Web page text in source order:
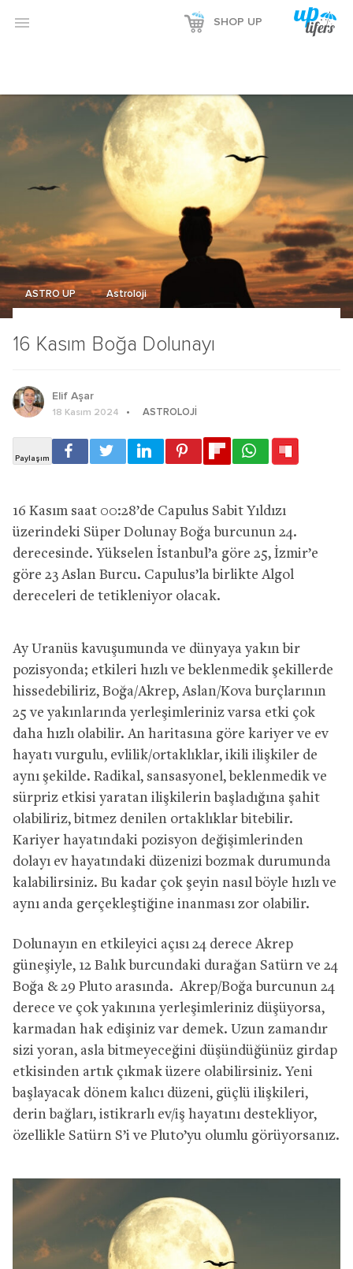
 SHOP UP
16 Kasım Boğa Dolunayı
ASTRO UP Astroloji
Elif Aşar
18 Kasım 2024 ASTROLOJI
16 Kasım saat 00:28’de Capulus Sabit Yıldızı
üzerindeki Süper Dolunay Boğa burcunun 24.
derecesinde. Yükselen İstanbul’a göre 25, İzmir’e
göre 23 Aslan Burcu. Capulus’la birlikte Algol
dereceleri de tetikleniyor olacak.
Ay Uranüs kavuşumunda ve dünyaya yakın bir
pozisyonda; etkileri hızlı ve beklenmedik şekillerde
hissedebiliriz, Boğa/Akrep, Aslan/Kova burçlarının
25 ve yakınlarında yerleşimleriniz varsa etki çok
daha hızlı olabilir. An haritasına göre kariyer ve ev
hayatı vurgulu, evlilik/ortaklıklar, ikili ilişkiler de
aynı şekilde. Radikal, sansasyonel, beklenmedik ve
sürpriz etkisi yaratan ilişkilerin başladığına şahit
olabiliriz, bitmez denilen ortaklıklar bitebilir.
Kariyer hayatındaki pozisyon değişimlerinden
dolayı ev hayatındaki düzenizi bozmak durumunda
kalabilirsiniz. Bu kadar çok şeyin nasıl böyle hızlı ve
aynı anda gerçekleştiğine inanması zor olabilir.
Dolunayın en etkileyici açısı 24 derece Akrep
güneşiyle, 12 Balık burcundaki durağan Satürn ve 24
Boğa & 29 Pluto arasında. Akrep/Boğa burcunun 24
derece ve çok yakınına yerleşimleriniz düşüyorsa,
karmadan hak edişiniz var demek. Uzun zamandır
sizi yoran, asla bitmeyeceğini düşündüğünüz girdap
etkisinden artık çıkmak üzere olabilirsiniz. Yeni
başlayacak dönem kalıcı düzeni, güçlü ilişkileri,
derin bağları, istikrarlı ev/iş hayatını destekliyor,
özellikle Satürn S’i ve Pluto’yu olumlu görüyorsanız.